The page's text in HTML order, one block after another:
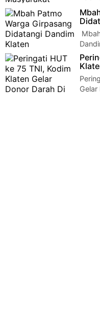
IrigasiBabinsa Tijayan
Komandan Komando
Gelar